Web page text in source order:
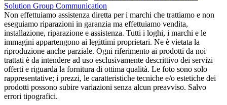
Solution Group Communication
Non effettuiamo assistenza diretta per i marchi che trattiamo e non
eseguiamo riparazioni in garanzia ma effettuiamo vendita,
installazione, riparazione e assistenza. Tutti i loghi, i marchi e le
immagini appartengono ai legittimi proprietari. Ne è vietata la
riproduzione anche parziale. Ogni riferimento ai prodotti da noi
trattati è da intendere ad uso esclusivamente descrittivo dei servizi
offerti e riguarda la fornitura di ottima qualità. Le foto sono solo
rappresentative; i prezzi, le caratteristiche tecniche e/o estetiche dei
prodotti possono subire variazioni senza alcun preavviso. Salvo
errori tipografici.